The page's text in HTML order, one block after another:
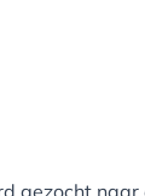
gezocht